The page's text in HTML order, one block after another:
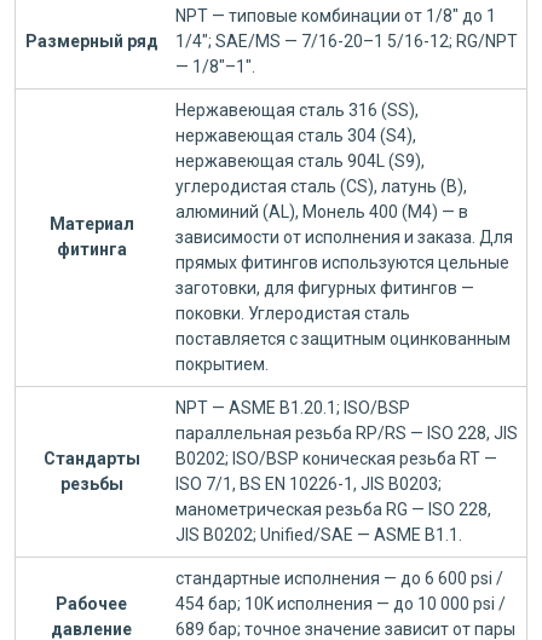
Размерный ряд
NPT — типовые комбинации от 1/8" до 1
1/4"; SAE/MS — 7/16-20–1 5/16-12; RG/NPT
— 1/8"–1".
Материал
фитинга
Нержавеющая сталь 316 (SS),
нержавеющая сталь 304 (S4),
нержавеющая сталь 904L (S9),
углеродистая сталь (CS), латунь (B),
алюминий (AL), Монель 400 (M4) — в
зависимости от исполнения и заказа. Для
прямых фитингов используются цельные
заготовки, для фигурных фитингов —
поковки. Углеродистая сталь
поставляется с защитным оцинкованным
покрытием.
Стандарты
резьбы
NPT — ASME B1.20.1; ISO/BSP
параллельная резьба RP/RS — ISO 228, JIS
B0202; ISO/BSP коническая резьба RT —
ISO 7/1, BS EN 10226-1, JIS B0203;
манометрическая резьба RG — ISO 228,
JIS B0202; Unified/SAE — ASME B1.1.
Рабочее
давление
стандартные исполнения — до 6 600 psi /
454 бар; 10K исполнения — до 10 000 psi /
689 бар; точное значение зависит от пары